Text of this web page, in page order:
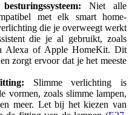
Niet alle
met elk smart home-
die je overweegt werkt
die je al gebruikt, zoals
Alexa of Apple HomeKit. Dit
zorgt ervoor dat je het meeste
Slimme verlichting is
vormen, zoals slimme lampen,
meer. Let bij het kiezen van